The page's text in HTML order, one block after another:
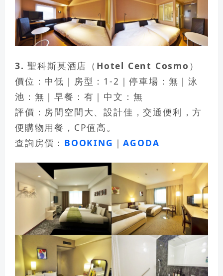
3. 聖科斯莫酒店（Hotel Cent Cosmo）
價位：中低｜房型：1-2｜停車場：無｜泳
池：無｜早餐：有｜中文：無
評價：房間空間大、設計佳，交通便利，方
便購物用餐，CP值高。
查詢房價： BOOKING ｜AGODA